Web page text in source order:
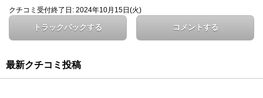
クチコミ受付終了日: 2024年10月15日(火)
トラックバックする コメントする
最新クチコミ投稿